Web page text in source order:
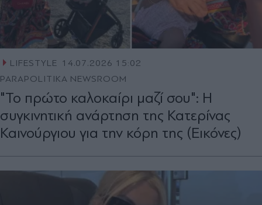
LIFESTYLE 14.07.2026 15:02
PARAPOLITIKA NEWSROOM
"Το πρώτο καλοκαίρι μαζί σου": Η
συγκινητική ανάρτηση της Κατερίνας
Καινούργιου για την κόρη της (Εικόνες)